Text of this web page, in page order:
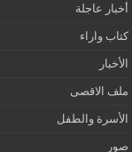
أخبار عاجلة
كتاب واراء
الأخبار
ملف الاقصى
الأسرة والطفل
صور